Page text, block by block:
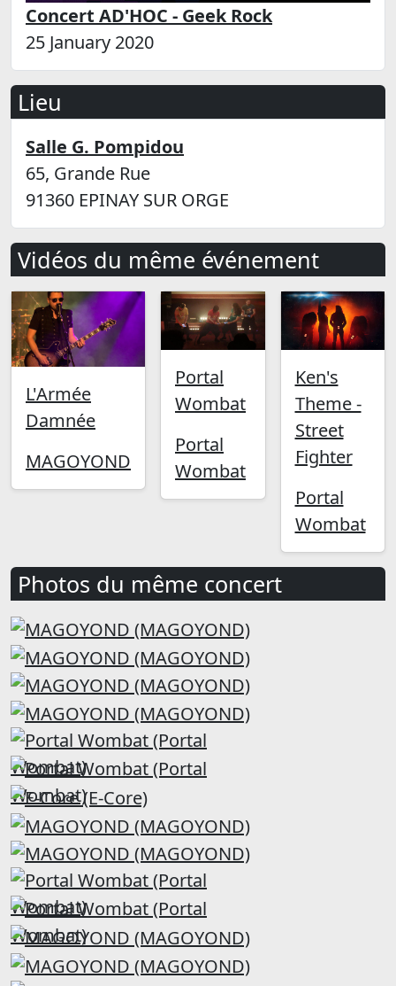
Concert AD'HOC - Geek Rock
25 January 2020
Lieu
Salle G. Pompidou
65, Grande Rue
91360 EPINAY SUR ORGE
Vidéos du même événement
L'Armée
Damnée
MAGOYOND
Portal
Wombat
Portal
Wombat
Ken's
Theme -
Street
Fighter
Portal
Wombat
Photos du même concert